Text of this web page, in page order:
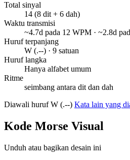
Total sinyal
14 (8 dit + 6 dah)
Waktu transmisi
~4.7d pada 12 WPM · ~2.8d
Huruf terpanjang
W (.--) · 9 satuan
Huruf langka
Hanya alfabet umum
Ritme
seimbang antara dit dan dah
Diawali huruf W (.--) Kata lain yang
Kode Morse Visual
Unduh atau bagikan desain ini